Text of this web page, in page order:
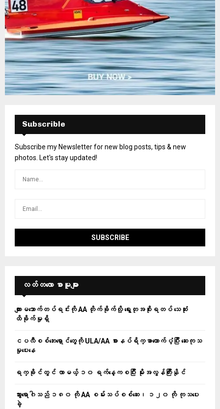
Subscrible
Subscribe my Newsletter for new blog posts, tips & new
photos. Let's stay updated!
လတ်တ‌လော စာမူများ
ကျားမသောက်တပ်ရင်းကို AA တိုက်ခိုက်လို့ ရွေးတုအစိုးရတပ် သေဆုံး
ထိခိုက်မှုရှိ
ငပလီစစ်ဘေးရှောင်တွေကို ULA/AA စားနပ်ရိက္ခာထောက်ပံ့ပြီး ဆေးကုသ
မှုပေးနေ
ရက္ခိုင်တွင် လာမယ့် ၁၀ ရက်နေ့ကစပြီး မိုးအလွန်ကြီးနိုင်
သွားရောဂါသည် ၁၈၀ ကို AA စမ်းသပ်စစ်ဆေး၊ ၁၂၀ ကို ကုသပေး
ခဲ့